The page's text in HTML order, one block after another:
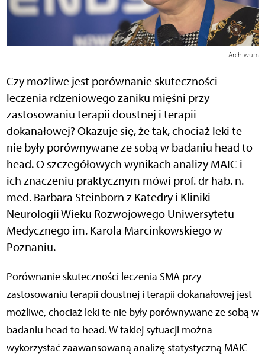
Archiwum
Czy możliwe jest porównanie skuteczności
leczenia rdzeniowego zaniku mięśni przy
zastosowaniu terapii doustnej i terapii
dokanałowej? Okazuje się, że tak, chociaż leki te
nie były porównywane ze sobą w badaniu head to
head. O szczegółowych wynikach analizy MAIC i
ich znaczeniu praktycznym mówi prof. dr hab. n.
med. Barbara Steinborn z Katedry i Kliniki
Neurologii Wieku Rozwojowego Uniwersytetu
Medycznego im. Karola Marcinkowskiego w
Poznaniu.
Porównanie skuteczności leczenia SMA przy
zastosowaniu terapii doustnej i terapii dokanałowej jest
możliwe, chociaż leki te nie były porównywane ze sobą w
badaniu head to head. W takiej sytuacji można
wykorzystać zaawansowaną analizę statystyczną MAIC